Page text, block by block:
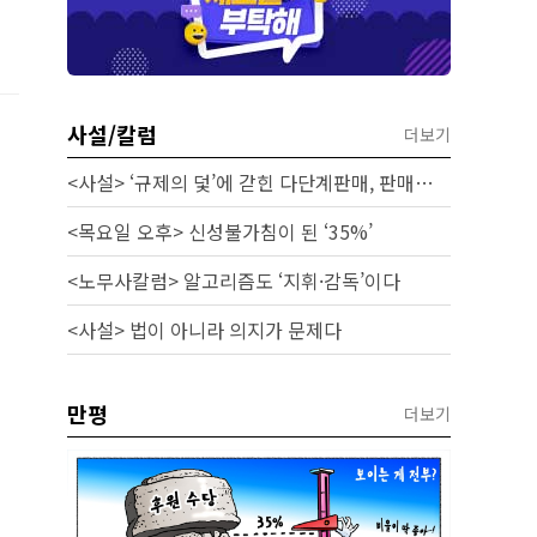
사설/칼럼 더보기
<사설> ‘규제의 덫’에 갇힌 다단계판매, 판매원 보호 시급하다
<목요일 오후> 신성불가침이 된 ‘35%’
<노무사칼럼> 알고리즘도 ‘지휘·감독’이다
<사설> 법이 아니라 의지가 문제다
만평 더보기